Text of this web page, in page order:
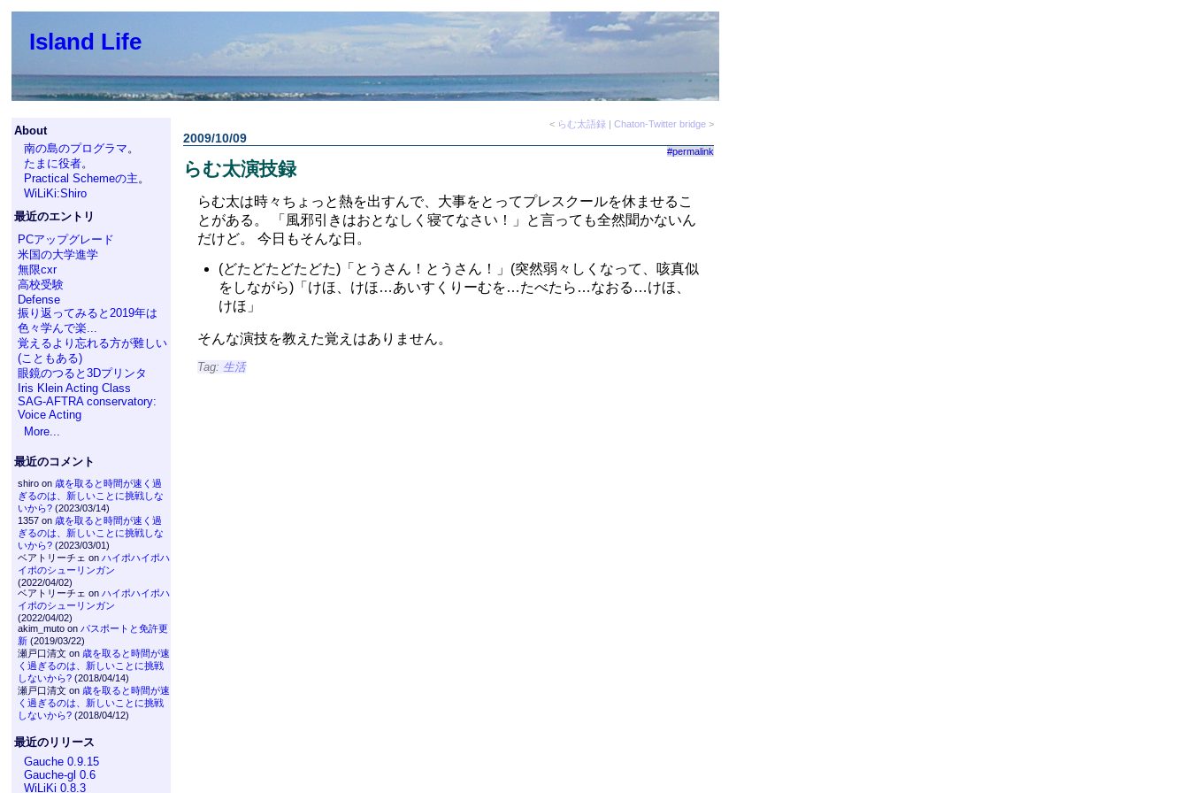
Island Life
About
南の島のプログラマ。
たまに役者。
Practical Schemeの主。
WiLiKi:Shiro
最近のエントリ
PCアップグレード
米国の大学進学
無限cxr
高校受験
Defense
振り返ってみると2019年は
色々学んで楽...
覚えるより忘れる方が難しい
(こともある)
眼鏡のつると3Dプリンタ
Iris Klein Acting Class
SAG-AFTRA conservatory:
Voice Acting
More...
最近のコメント
shiro on 歳を取ると時間が速く過
ぎるのは、新しいことに挑戦しな
いから?(2023/03/14)
1357 on 歳を取ると時間が速く過
ぎるのは、新しいことに挑戦しな
いから?(2023/03/01)
ベアトリーチェ on ハイポハイポハ
イポのシューリンガン
(2022/04/02)
ベアトリーチェ on ハイポハイポハ
イポのシューリンガン
(2022/04/02)
akim_muto on パスポートと免許更
新(2019/03/22)
瀬戸口清文 on 歳を取ると時間が速
く過ぎるのは、新しいことに挑戦
しないから?(2018/04/14)
瀬戸口清文 on 歳を取ると時間が速
く過ぎるのは、新しいことに挑戦
しないから?(2018/04/12)
最近のリリース
Gauche 0.9.15
Gauche-gl 0.6
WiLiKi 0.8.3
< らむ太語録| Chaton-Twitter bridge>
2009/10/09
#permalink
らむ太演技録
らむ太は時々ちょっと熱を出すんで、大事をとってプレスクールを休ませるこ
とがある。 「風邪引きはおとなしく寝てなさい！」と言っても全然聞かないん
だけど。 今日もそんな日。
(どたどたどたどた)「とうさん！とうさん！」(突然弱々しくなって、咳真似
をしながら)「けほ、けほ…あいすくりーむを…たべたら…なおる…けほ、
けほ」
そんな演技を教えた覚えはありません。
Tag: 生活